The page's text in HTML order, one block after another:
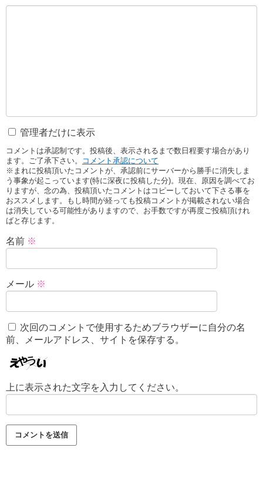
管理者だけに表示
コメントは承認制です。投稿後、表示されるまで数日程要す場合があり
ます。ご了承下さい。
コメント承認について
※まれに投稿頂いたコメントが、承認前にサーバーから勝手に消失しま
う事象が起こっています(特に深夜に投稿した分)。現在、原因を調べてお
りますが、念の為、投稿頂いたコメントはコピーしておいて下さる事を
おススメします。もし時間が経っても投稿コメントが掲載されない場合
は消失している可能性がありますので、お手数ですが再度ご投稿頂けれ
ばと存じます。
名前 ※
メール ※
次回のコメントで使用するためブラウザーに自分の名
前、メールアドレス、サイトを保存する。
上に表示された文字を入力してください。